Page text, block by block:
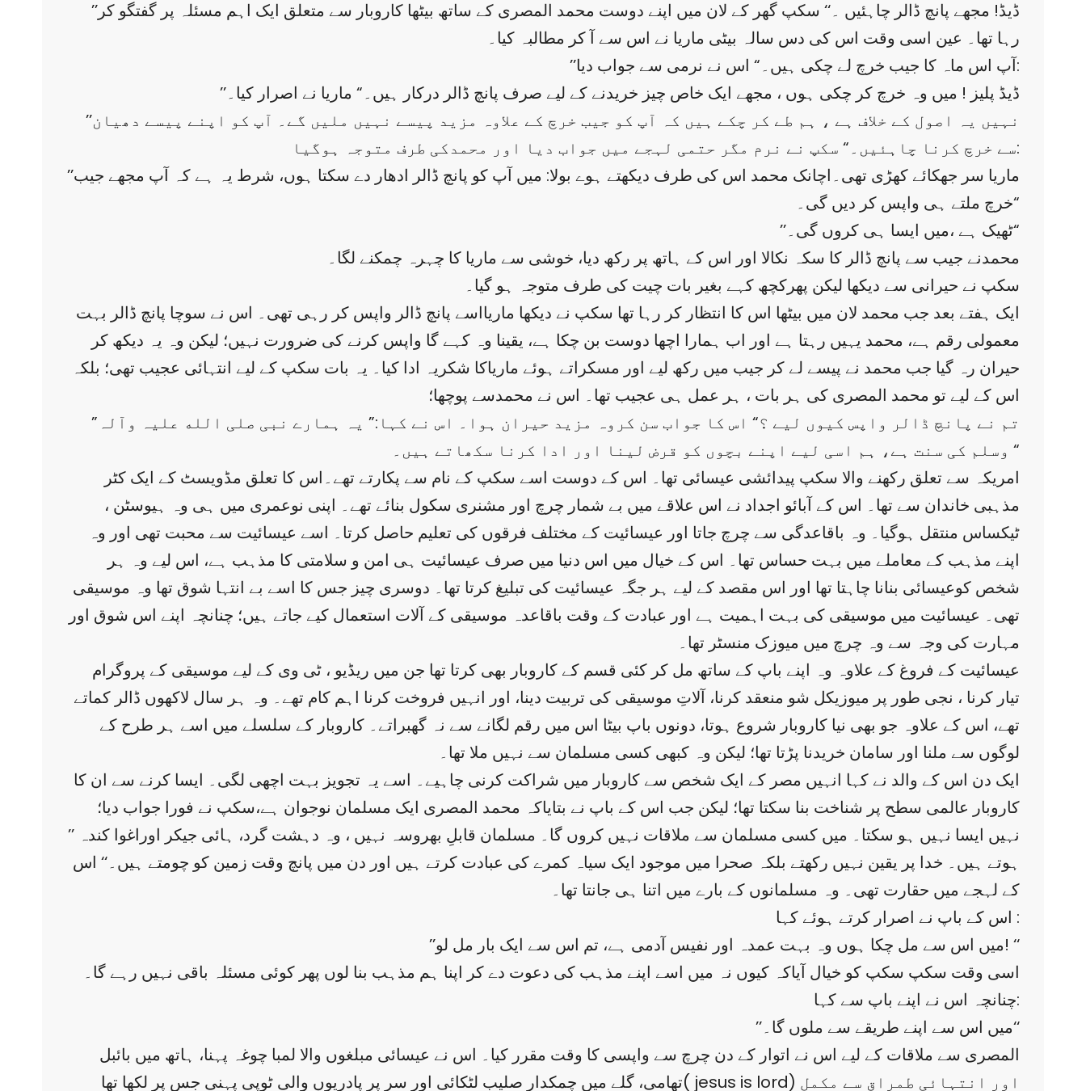
’’ڈیڈ! مجھے پانچ ڈالر چاہئیں ۔‘‘ سکپ گھر کے لان میں اپنے دوست محمد المصری کے ساتھ بیٹھا کاروبار سے متعلق ایک اہم مسئلہ پر گفتگو کر
رہا تھا۔ عین اسی وقت اس کی دس سالہ بیٹی ماریا نے اس سے آ کر مطالبہ کیا۔
’’آپ اس ماہ کا جیب خرچ لے چکی ہیں۔“ اس نے نرمی سے جواب دیا:
’’ڈیڈ پلیز ! میں وہ خرچ کر چکی ہوں ، مجھے ایک خاص چیز خریدنے کے لیے صرف پانچ ڈالر درکار ہیں۔“ ماریا نے اصرار کیا۔
’’نہیں یہ اصول کے خلاف ہے ، ہم طے کر چکے ہیں کہ آپ کو جیب خرچ کے علاوہ مزید پیسے نہیں ملیں گے۔ آپ کو اپنے پیسے دھیان
سے خرچ کرنا چاہئیں۔“ سکپ نے نرم مگر حتمی لہجے میں جواب دیا اور محمدکی طرف متوجہ ہوگیا:
’’ماریا سر جھکائے کھڑی تھی۔اچانک محمد اس کی طرف دیکھتے ہوے بولا: میں آپ کو پانچ ڈالر ادھار دے سکتا ہوں، شرط یہ ہے کہ آپ مجھے جیب
خرچ ملتے ہی واپس کر دیں گی۔“
’’ٹھیک ہے ،میں ایسا ہی کروں گی۔“
محمدنے جیب سے پانچ ڈالر کا سکہ نکالا اور اس کے ہاتھ پر رکھ دیا، خوشی سے ماریا کا چہرہ چمکنے لگا۔
سکپ نے حیرانی سے دیکھا لیکن پھرکچھ کہے بغیر بات چیت کی طرف متوجہ ہو گیا۔
ایک ہفتے بعد جب محمد لان میں بیٹھا اس کا انتظار کر رہا تھا سکپ نے دیکھا ماریااسے پانچ ڈالر واپس کر رہی تھی۔ اس نے سوچا پانچ ڈالر بہت
معمولی رقم ہے، محمد یہیں رہتا ہے اور اب ہمارا اچھا دوست بن چکا ہے، یقینا وہ کہے گا واپس کرنے کی ضرورت نہیں؛ لیکن وہ یہ دیکھ کر
حیران رہ گیا جب محمد نے پیسے لے کر جیب میں رکھ لیے اور مسکراتے ہوئے ماریاکا شکریہ ادا کیا۔ یہ بات سکپ کے لیے انتہائی عجیب تھی؛ بلکہ
اس کے لیے تو محمد المصری کی ہر بات ، ہر عمل ہی عجیب تھا۔ اس نے محمدسے پوچھا؛
”تم نے پانچ ڈالر واپس کیوں لیے ؟“ اس کا جواب سن کروہ مزید حیران ہوا۔ اس نے کہا:” یہ ہمارے نبی صلی الله علیہ وآلہ
وسلم کی سنت ہے، ہم اسی لیے اپنے بچوں کو قرض لینا اور ادا کرنا سکھاتے ہیں۔ “
امریکہ سے تعلق رکھنے والا سکپ پیدائشی عیسائی تھا۔ اس کے دوست اسے سکپ کے نام سے پکارتے تھے۔اس کا تعلق مڈویسٹ کے ایک کٹر
مذہبی خاندان سے تھا۔ اس کے آبائو اجداد نے اس علاقے میں بے شمار چرچ اور مشنری سکول بنائے تھے۔ اپنی نوعمری میں ہی وہ ہیوسٹن ،
ٹیکساس منتقل ہوگیا۔ وہ باقاعدگی سے چرچ جاتا اور عیسائیت کے مختلف فرقوں کی تعلیم حاصل کرتا۔ اسے عیسائیت سے محبت تھی اور وہ
اپنے مذہب کے معاملے میں بہت حساس تھا۔ اس کے خیال میں اس دنیا میں صرف عیسائیت ہی امن و سلامتی کا مذہب ہے، اس لیے وہ ہر
شخص کوعیسائی بنانا چاہتا تھا اور اس مقصد کے لیے ہر جگہ عیسائیت کی تبلیغ کرتا تھا۔ دوسری چیز جس کا اسے بے انتہا شوق تھا وہ موسیقی
تھی۔ عیسائیت میں موسیقی کی بہت اہمیت ہے اور عبادت کے وقت باقاعدہ موسیقی کے آلات استعمال کیے جاتے ہیں؛ چنانچہ اپنے اس شوق اور
مہارت کی وجہ سے وہ چرچ میں میوزک منسٹر تھا۔
عیسائیت کے فروغ کے علاوہ وہ اپنے باپ کے ساتھ مل کر کئی قسم کے کاروبار بھی کرتا تھا جن میں ریڈیو ، ٹی وی کے لیے موسیقی کے پروگرام
تیار کرنا ، نجی طور پر میوزیکل شو منعقد کرنا، آلاتِ موسیقی کی تربیت دینا، اور انہیں فروخت کرنا اہم کام تھے۔ وہ ہر سال لاکھوں ڈالر کماتے
تھے، اس کے علاوہ جو بھی نیا کاروبار شروع ہوتا، دونوں باپ بیٹا اس میں رقم لگانے سے نہ گھبراتے۔ کاروبار کے سلسلے میں اسے ہر طرح کے
لوگوں سے ملنا اور سامان خریدنا پڑتا تھا؛ لیکن وہ کبھی کسی مسلمان سے نہیں ملا تھا۔
ایک دن اس کے والد نے کہا انہیں مصر کے ایک شخص سے کاروبار میں شراکت کرنی چاہیے۔ اسے یہ تجویز بہت اچھی لگی۔ ایسا کرنے سے ان کا
کاروبار عالمی سطح پر شناخت بنا سکتا تھا؛ لیکن جب اس کے باپ نے بتایاکہ محمد المصری ایک مسلمان نوجوان ہے،سکپ نے فورا جواب دیا؛
’’ نہیں ایسا نہیں ہو سکتا۔ میں کسی مسلمان سے ملاقات نہیں کروں گا۔ مسلمان قابلِ بھروسہ نہیں ، وہ دہشت گرد، ہائی جیکر اوراغوا کندہ
ہوتے ہیں۔ خدا پر یقین نہیں رکھتے بلکہ صحرا میں موجود ایک سیاہ کمرے کی عبادت کرتے ہیں اور دن میں پانچ وقت زمین کو چومتے ہیں۔‘‘ اس
کے لہجے میں حقارت تھی۔ وہ مسلمانوں کے بارے میں اتنا ہی جانتا تھا۔
اس کے باپ نے اصرار کرتے ہوئے کہا :
’’میں اس سے مل چکا ہوں وہ بہت عمدہ اور نفیس آدمی ہے، تم اس سے ایک بار مل لو! ‘‘
اسی وقت سکپ سکپ کو خیال آیاکہ کیوں نہ میں اسے اپنے مذہب کی دعوت دے کر اپنا ہم مذہب بنا لوں پھر کوئی مسئلہ باقی نہیں رہے گا۔
چنانچہ اس نے اپنے باپ سے کہا:
’’میں اس سے اپنے طریقے سے ملوں گا۔‘‘
المصری سے ملاقات کے لیے اس نے اتوار کے دن چرچ سے واپسی کا وقت مقرر کیا۔ اس نے عیسائی مبلغوں والا لمبا چوغہ پہنا، ہاتھ میں بائبل
تھامی، گلے میں چمکدار صلیب لٹکائی اور سر پر پادریوں والی ٹوپی پہنی جس پر لکھا تھا( jesus is lord) اور انتہائی طمراق سے مکمل